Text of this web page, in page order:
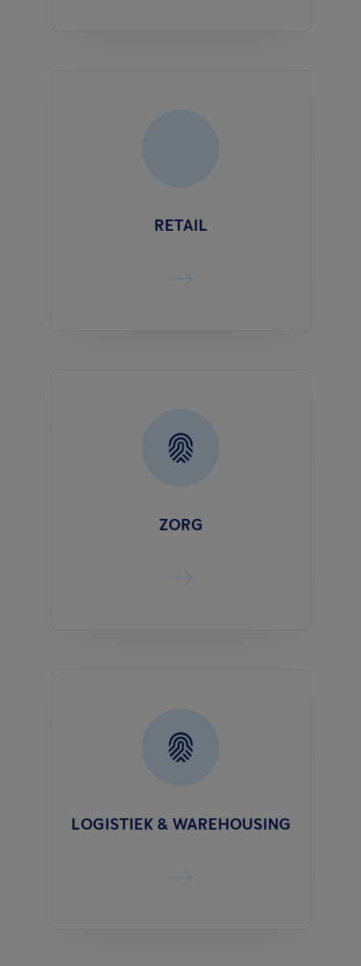
RETAIL
ZORG
LOGISTIEK & WAREHOUSING